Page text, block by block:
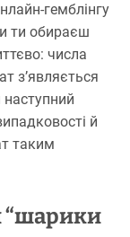
гемблінгу
ти обираєш
числа
з’являється
й
таким
“шарики